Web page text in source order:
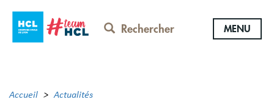
contenu
Rechercher MENU
Accueil
Actualités